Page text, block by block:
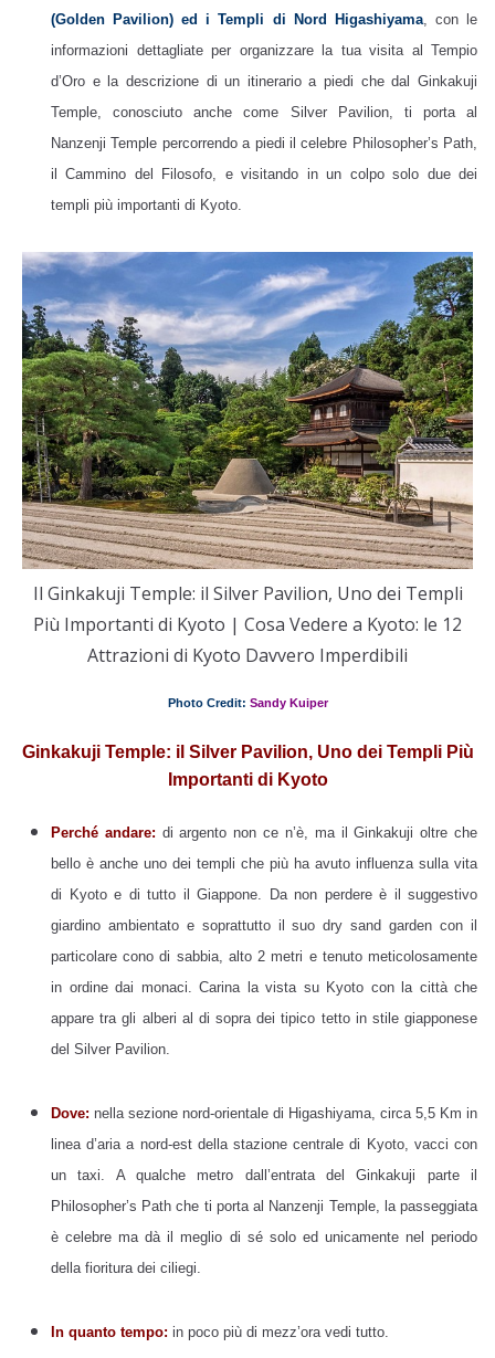
(Golden Pavilion) ed i Templi di Nord Higashiyama, con le
informazioni dettagliate per organizzare la tua visita al Tempio
d’Oro e la descrizione di un itinerario a piedi che dal Ginkakuji
Temple, conosciuto anche come Silver Pavilion, ti porta al
Nanzenji Temple percorrendo a piedi il celebre Philosopher’s Path,
il Cammino del Filosofo, e visitando in un colpo solo due dei
templi più importanti di Kyoto.
Il Ginkakuji Temple: il Silver Pavilion, Uno dei Templi
Più Importanti di Kyoto | Cosa Vedere a Kyoto: le 12
Attrazioni di Kyoto Davvero Imperdibili
Photo Credit: Sandy Kuiper
Ginkakuji Temple: il Silver Pavilion, Uno dei Templi Più
Importanti di Kyoto
Perché andare: di argento non ce n’è, ma il Ginkakuji oltre che
bello è anche uno dei templi che più ha avuto influenza sulla vita
di Kyoto e di tutto il Giappone. Da non perdere è il suggestivo
giardino ambientato e soprattutto il suo dry sand garden con il
particolare cono di sabbia, alto 2 metri e tenuto meticolosamente
in ordine dai monaci. Carina la vista su Kyoto con la città che
appare tra gli alberi al di sopra dei tipico tetto in stile giapponese
del Silver Pavilion.
Dove: nella sezione nord-orientale di Higashiyama, circa 5,5 Km in
linea d’aria a nord-est della stazione centrale di Kyoto, vacci con
un taxi. A qualche metro dall’entrata del Ginkakuji parte il
Philosopher’s Path che ti porta al Nanzenji Temple, la passeggiata
è celebre ma dà il meglio di sé solo ed unicamente nel periodo
della fioritura dei ciliegi.
In quanto tempo: in poco più di mezz’ora vedi tutto.